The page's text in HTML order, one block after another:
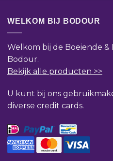
WELKOM BIJ BODOUR
Welkom bij de Boeiende
Bodour.
Bekijk alle producten >>
U kunt bij ons
diverse credit cards.